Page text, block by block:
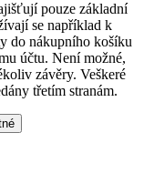
pouze základní
se například k
do nákupního košíku
účtu. Není možné,
závěry. Veškeré
třetím stranám.